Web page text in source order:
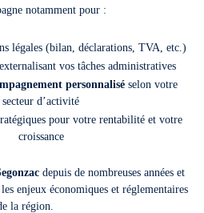
notamment pour :
légales (bilan, déclarations, TVA, etc.)
vos tâches administratives
personnaliséselon votre
secteur d’activité
pour votre rentabilité et votre
croissance
depuis de nombreuses années et
enjeux économiques et réglementaires
la région.